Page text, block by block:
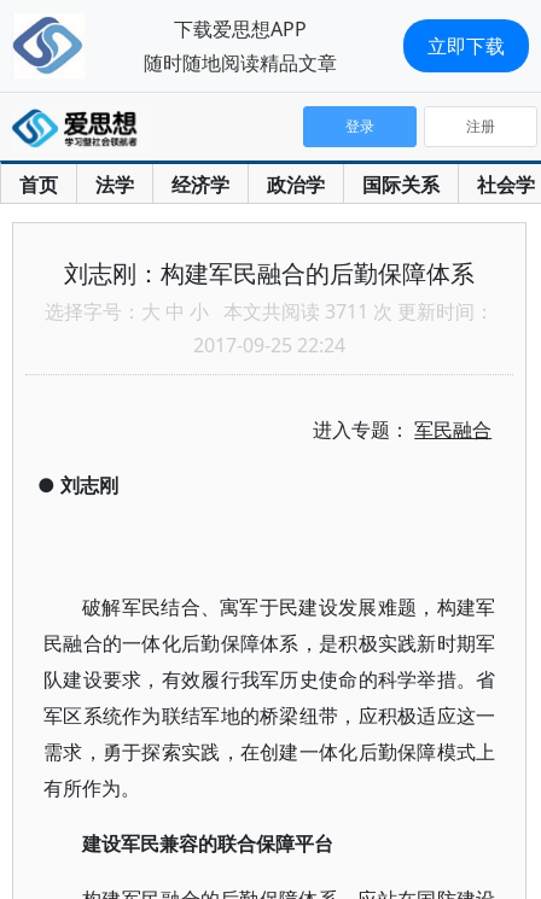
首页 法学 经济学 政治学 国际关系 社会学
登录 注册
刘志刚：构建军民融合的后勤保障体系
选择字号： 大 中 小 本文共阅读 3711 次 更新时间：
2017-09-25 22:24
进入专题：军民融合
● 刘志刚
破解军民结合、寓军于民建设发展难题，构建军
民融合的一体化后勤保障体系，是积极实践新时期军
队建设要求，有效履行我军历史使命的科学举措。省
军区系统作为联结军地的桥梁纽带，应积极适应这一
需求，勇于探索实践，在创建一体化后勤保障模式上
有所作为。
建设军民兼容的联合保障平台
下载爱思想APP
随时随地阅读精品文章
立即下载